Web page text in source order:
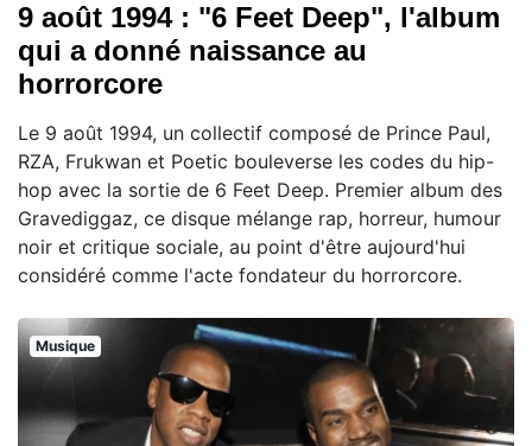
9 août 1994 : "6 Feet Deep", l'album
qui a donné naissance au
horrorcore
Le 9 août 1994, un collectif composé de Prince Paul,
RZA, Frukwan et Poetic bouleverse les codes du hip-
hop avec la sortie de 6 Feet Deep. Premier album des
Gravediggaz, ce disque mélange rap, horreur, humour
noir et critique sociale, au point d'être aujourd'hui
considéré comme l'acte fondateur du horrorcore.
Musique